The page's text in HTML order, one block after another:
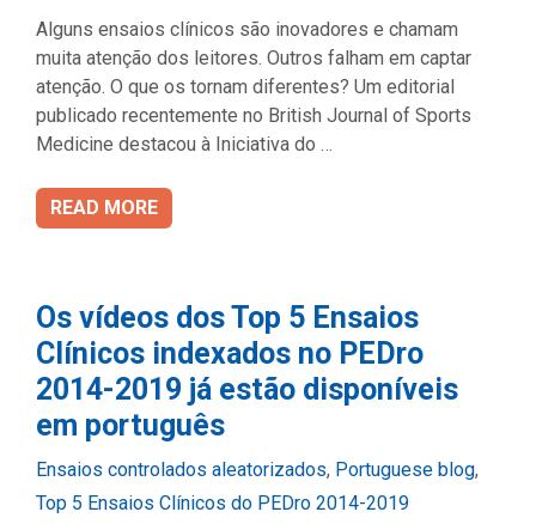
Alguns ensaios clínicos são inovadores e chamam
muita atenção dos leitores. Outros falham em captar
atenção. O que os tornam diferentes? Um editorial
publicado recentemente no British Journal of Sports
Medicine destacou à Iniciativa do …
READ MORE
Os vídeos dos Top 5 Ensaios
Clínicos indexados no PEDro
2014-2019 já estão disponíveis
em português
Categories
Ensaios controlados aleatorizados, Portuguese blog,
Top 5 Ensaios Clínicos do PEDro 2014-2019